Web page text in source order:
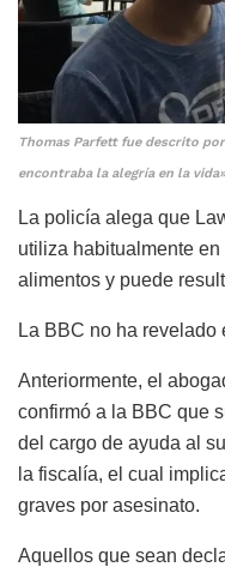
Thomas Parfett fue descrito
encontraba la alegría en la
La policía alega que
utiliza habitualmente
alimentos y puede
La BBC no ha
Anteriormente, el
confirmó a la BBC que
del cargo de ayuda al
la fiscalía, el cual
graves por asesinato.
Aquellos que sean